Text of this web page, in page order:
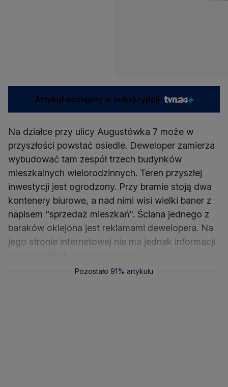
Artykuł dostępny w subskrypcji
Na działce przy ulicy Augustówka 7 może w
przyszłości powstać osiedle. Deweloper zamierza
wybudować tam zespół trzech budynków
mieszkalnych wielorodzinnych. Teren przyszłej
inwestycji jest ogrodzony. Przy bramie stoją dwa
kontenery biurowe, a nad nimi wisi wielki baner z
napisem "sprzedaż mieszkań". Ściana jednego z
baraków oklejona jest reklamami dewelopera. Na
jego stronie internetowej nie ma jednak informacji
Pozostało 91% artykułu